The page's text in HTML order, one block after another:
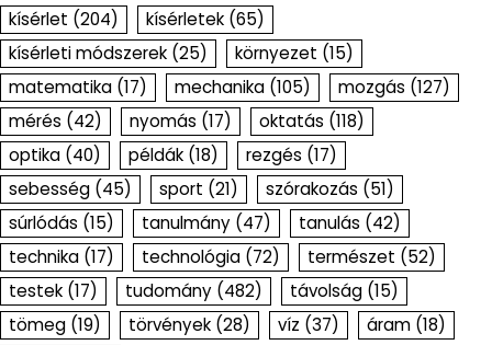
kísérlet (204) kísérletek (65)
kísérleti módszerek (25) környezet (15)
matematika (17) mechanika (105) mozgás (127)
mérés (42) nyomás (17) oktatás (118)
optika (40) példák (18) rezgés (17)
sebesség (45) sport (21) szórakozás (51)
súrlódás (15) tanulmány (47) tanulás (42)
technika (17) technológia (72) természet (52)
testek (17) tudomány (482) távolság (15)
tömeg (19) törvények (28) víz (37) áram (18)